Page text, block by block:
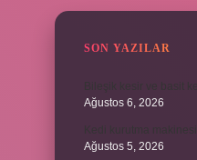
SON YAZILAR
Bileşik kesir ve basit
Ağustos 6, 2026
Ağustos 5, 2026